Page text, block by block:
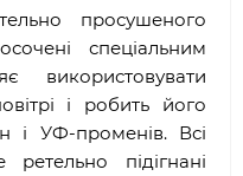
просушеного
спеціальним
використовувати
і робить його
і УФ-променів. Всі
підігнані